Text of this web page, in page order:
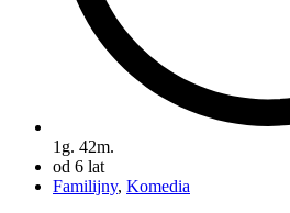
1g. 42m.
od 6 lat
Familijny, Komedia